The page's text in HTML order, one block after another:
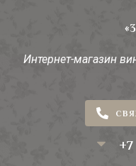
Интернет-магазин